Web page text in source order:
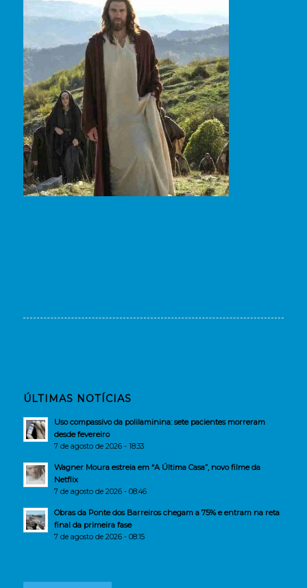
ÚLTIMAS NOTÍCIAS
Uso compassivo da polilaminina: sete pacientes morreram
desde fevereiro
7 de agosto de 2026 - 18:33
Wagner Moura estreia em “A Última Casa”, novo filme da
Netflix
7 de agosto de 2026 - 08:46
Obras da Ponte dos Barreiros chegam a 75% e entram na reta
final da primeira fase
7 de agosto de 2026 - 08:15